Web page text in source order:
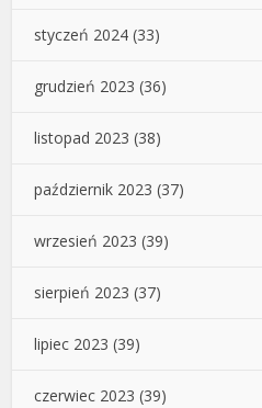
styczeń 2024 (33)
grudzień 2023 (36)
listopad 2023 (38)
październik 2023 (37)
wrzesień 2023 (39)
sierpień 2023 (37)
lipiec 2023 (39)
czerwiec 2023 (39)